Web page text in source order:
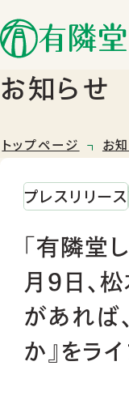
店舗一覧
店舗のご案内
お知らせ
トップページ お
プレスリリース
「有隣堂
月9日、松
があれば
か』をラ